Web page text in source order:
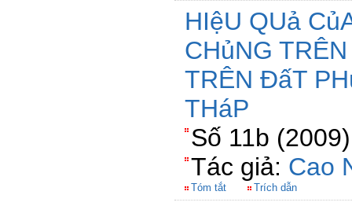
HIệU QUả
CHủNG
TRÊN ĐấT
THáP
Số 11b
Tác giả: Cao
Tóm tắt Trích dẫn